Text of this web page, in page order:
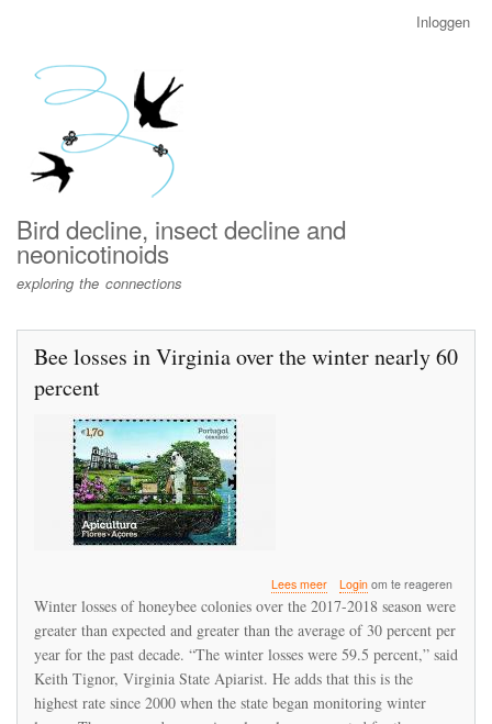
menu
Inloggen
Bird decline, insect decline and
neonicotinoids
exploring the connections
Bee losses in Virginia over the winter nearly 60
percent
Lees meerover
Bee
in
Virginia
over
winter
Loginom te reageren
Winter losses of honeybee colonies over the 2017-2018 season were
greater than expected and greater than the average of 30 percent per
year for the past decade. “The winter losses were 59.5 percent,” said
Keith Tignor, Virginia State Apiarist. He adds that this is the
highest rate since 2000 when the state began monitoring winter